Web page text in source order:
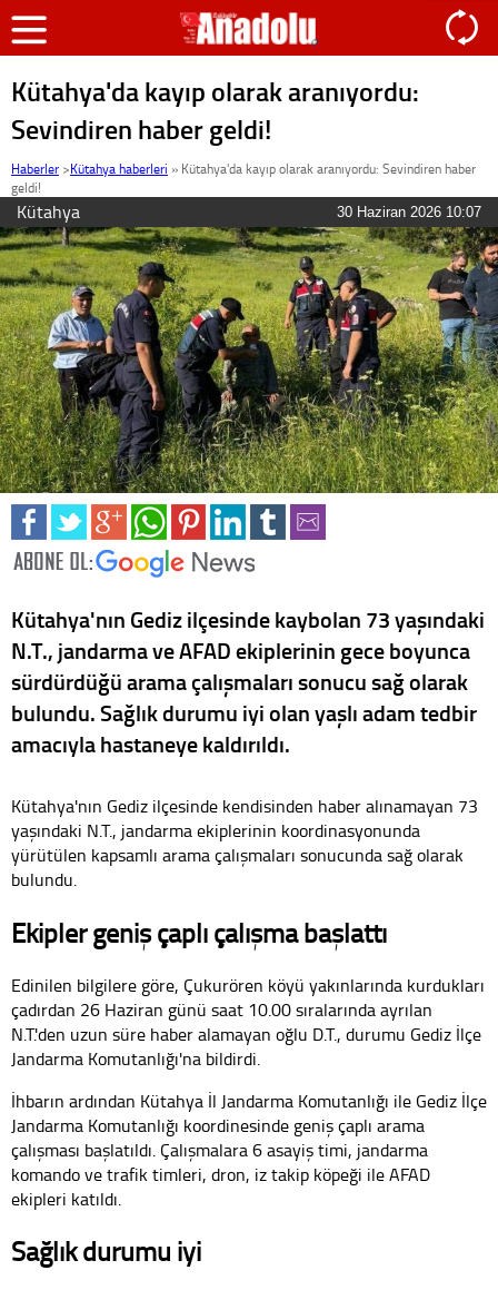
Kütahya'da kayıp olarak aranıyordu:
Sevindiren haber geldi!
Haberler >Kütahya haberleri » Kütahya'da kayıp olarak aranıyordu: Sevindiren haber
geldi!
Kütahya 30 Haziran 2026 10:07
Kütahya'nın Gediz ilçesinde kaybolan 73 yaşındaki
N.T., jandarma ve AFAD ekiplerinin gece boyunca
sürdürdüğü arama çalışmaları sonucu sağ olarak
bulundu. Sağlık durumu iyi olan yaşlı adam tedbir
amacıyla hastaneye kaldırıldı.
Kütahya'nın Gediz ilçesinde kendisinden haber alınamayan 73
yaşındaki N.T., jandarma ekiplerinin koordinasyonunda
yürütülen kapsamlı arama çalışmaları sonucunda sağ olarak
bulundu.
Ekipler geniş çaplı çalışma başlattı
Edinilen bilgilere göre, Çukurören köyü yakınlarında kurdukları
çadırdan 26 Haziran günü saat 10.00 sıralarında ayrılan
N.T.'den uzun süre haber alamayan oğlu D.T., durumu Gediz İlçe
Jandarma Komutanlığı'na bildirdi.
İhbarın ardından Kütahya İl Jandarma Komutanlığı ile Gediz İlçe
Jandarma Komutanlığı koordinesinde geniş çaplı arama
çalışması başlatıldı. Çalışmalara 6 asayiş timi, jandarma
komando ve trafik timleri, dron, iz takip köpeği ile AFAD
ekipleri katıldı.
Sağlık durumu iyi